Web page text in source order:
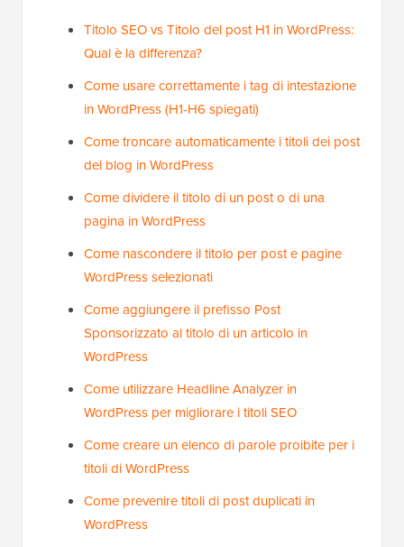
Titolo SEO vs Titolo del post H1 in WordPress:
Qual è la differenza?
Come usare correttamente i tag di intestazione
in WordPress (H1-H6 spiegati)
Come troncare automaticamente i titoli dei post
del blog in WordPress
Come dividere il titolo di un post o di una
pagina in WordPress
Come nascondere il titolo per post e pagine
WordPress selezionati
Come aggiungere il prefisso Post
Sponsorizzato al titolo di un articolo in
WordPress
Come utilizzare Headline Analyzer in
WordPress per migliorare i titoli SEO
Come creare un elenco di parole proibite per i
titoli di WordPress
Come prevenire titoli di post duplicati in
WordPress